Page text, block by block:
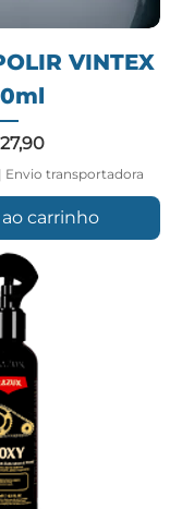
VINTEX
| Envio transportadora
carrinho